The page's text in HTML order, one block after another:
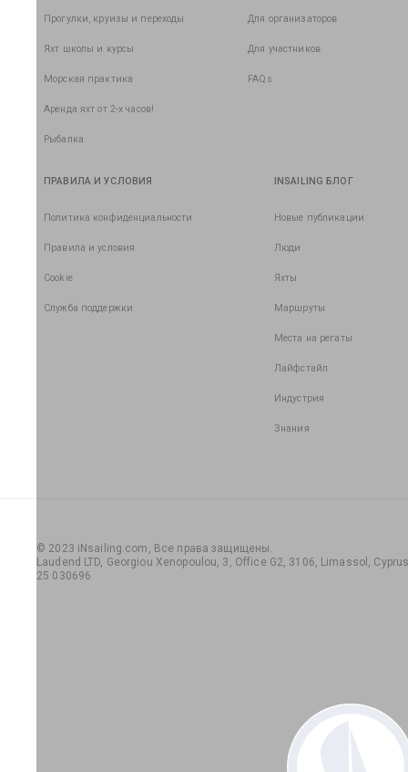
Прогулки, круизы и переходы
Яхт школы и курсы
Морская практика
Аренда яхт от 2-х часов!
Рыбалка
Для организаторов
Для участников
FAQs
ПРАВИЛА И УСЛОВИЯ
Политика конфиденциальности
Правила и условия
Cookie
Служба поддержки
INSAILING БЛОГ
Новые публикации
Люди
Яхты
Маршруты
Места на регаты
Лайфстайл
Индустрия
Знания
© 2023 iNsailing.com, Все права защищены.
Laudend LTD, Georgiou Xenopoulou, 3, Office G2, 3106, Limassol,
25 030696